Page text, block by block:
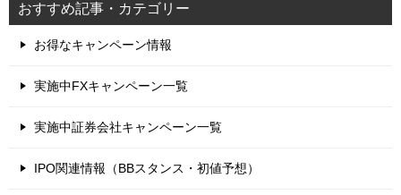
おすすめ記事・カテゴリー
お得なキャンペーン情報
実施中FXキャンペーン一覧
実施中証券会社キャンペーン一覧
IPO関連情報（BBスタンス・初値予想）